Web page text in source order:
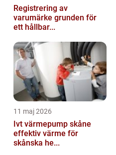
Registrering av
varumärke grunden för
ett hållbar...
11 maj 2026
Ivt värmepump skåne
effektiv värme för
skånska he...